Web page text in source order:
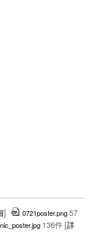
] 0721poster.png57
136件[詳